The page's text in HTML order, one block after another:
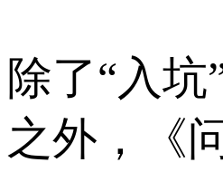
除了“入坑
之外，《